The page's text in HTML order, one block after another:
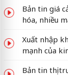
Bản tin giá
hóa, nhiều
Xuất nhập
mạnh của
Bản tin thị